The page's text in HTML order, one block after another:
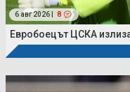
6 авг 2026 | 8
Евробоецът ЦСКА